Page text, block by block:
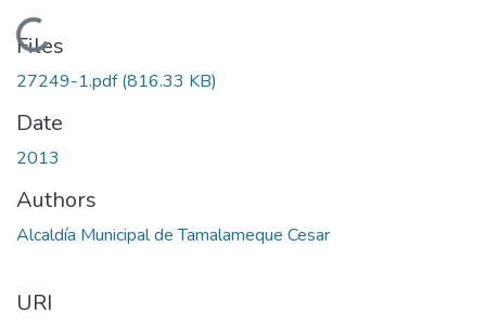
Loading...
Files
27249-1.pdf(816.33 KB)
Date
2013
Authors
Alcaldía Municipal de Tamalameque Cesar
URI